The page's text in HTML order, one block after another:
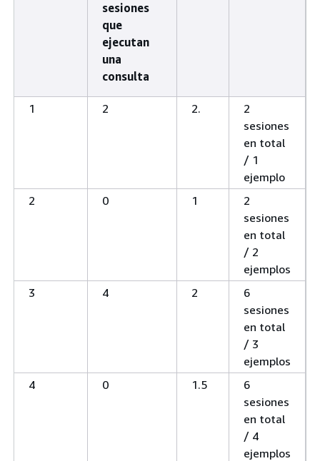
sesiones
que
ejecutan
una
consulta
1 2 2.
2
sesiones
en total
/ 1
ejemplo
2
0 1
2
sesiones
en total
/ 2
ejemplos
3
4 2
6
sesiones
en total
/ 3
ejemplos
4
0 1.5
6
sesiones
en total
/ 4
ejemplos